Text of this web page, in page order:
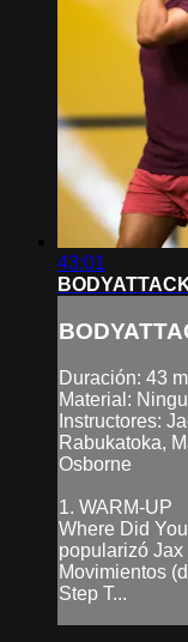
43:01
Duración: 43
Material:
Instructores:
Rabukatoka,
Osborne
1. WARM-UP
Where Did
popularizó Jax
Movimientos
Step T...